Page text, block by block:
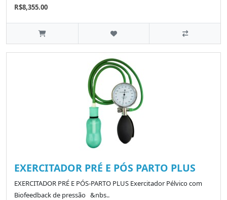
R$8,355.00
EXERCITADOR PRÉ E PÓS PARTO PLUS
EXERCITADOR PRÉ E PÓS-PARTO PLUS Exercitador Pélvico com
Biofeedback de pressão &nbs..